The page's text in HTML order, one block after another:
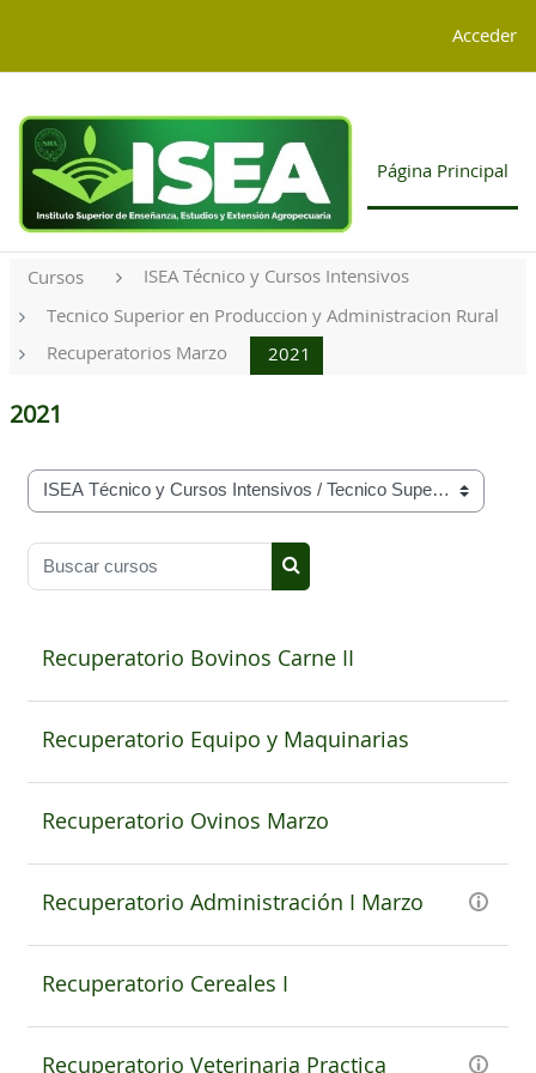
Acceder
Página Principal
Cursos ISEA Técnico y Cursos Intensivos
Tecnico Superior en Produccion y Administracion Rural
Recuperatorios Marzo 2021
2021
Categorías
Buscar cursos
Buscar cursos
Recuperatorio Bovinos Carne II
Recuperatorio Equipo y Maquinarias
Recuperatorio Ovinos Marzo
Recuperatorio Administración I Marzo
Recuperatorio Cereales I
Recuperatorio Veterinaria Practica